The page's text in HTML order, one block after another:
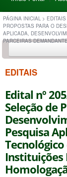
PÁGINA INICIAL > EDITAIS
PROPOSTAS PARA O
APLICADA,
PARCEIRAS
EDITAIS
Edital nº
Seleção de
Pesquisa
Tecnológico
Instituições